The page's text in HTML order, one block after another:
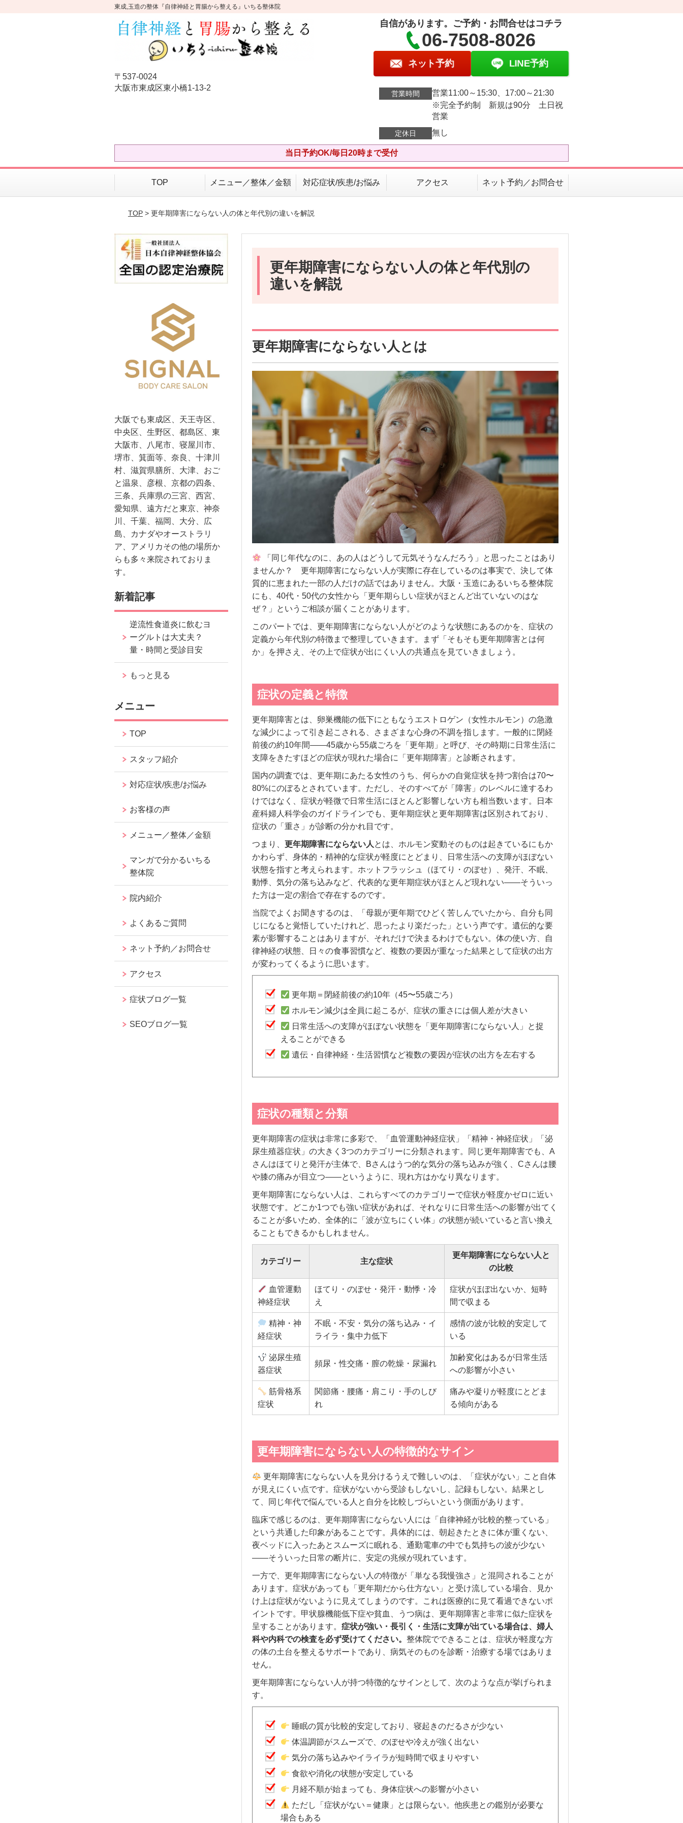
東成,玉造の整体『自律神経と胃腸から整える』いちる整体院
〒537-0024
大阪市東成区東小橋1-13-2
自信があります。ご予約・お問合せはコチラ
06-7508-8026
ネット予約 LINE予約
営業時間
営業11:00～15:30、17:00～21:30
※完全予約制 新規は90分 土日祝
営業
定休日 無し
当日予約OK/毎日20時まで受付
TOP メニュー／整体／金額 対応症状/疾患/お悩み アクセス ネット予約／お問合せ
TOP> 更年期障害にならない人の体と年代別の違いを解説
更年期障害にならない人の体と年代別の
違いを解説
更年期障害にならない人とは
「同じ年代なのに、あの人はどうして元気そうなんだろう」と思ったことはあり
ませんか？ 更年期障害にならない人が実際に存在しているのは事実で、決して体
質的に恵まれた一部の人だけの話ではありません。大阪・玉造にあるいちる整体院
にも、40代・50代の女性から「更年期らしい症状がほとんど出ていないのはな
ぜ？」というご相談が届くことがあります。
このパートでは、更年期障害にならない人がどのような状態にあるのかを、症状の
定義から年代別の特徴まで整理していきます。まず「そもそも更年期障害とは何
か」を押さえ、その上で症状が出にくい人の共通点を見ていきましょう。
症状の定義と特徴
更年期障害とは、卵巣機能の低下にともなうエストロゲン（女性ホルモン）の急激
な減少によって引き起こされる、さまざまな心身の不調を指します。一般的に閉経
前後の約10年間——45歳から55歳ごろを「更年期」と呼び、その時期に日常生活に
支障をきたすほどの症状が現れた場合に「更年期障害」と診断されます。
国内の調査では、更年期にあたる女性のうち、何らかの自覚症状を持つ割合は70〜
80%にのぼるとされています。ただし、そのすべてが「障害」のレベルに達するわ
けではなく、症状が軽微で日常生活にほとんど影響しない方も相当数います。日本
産科婦人科学会のガイドラインでも、更年期症状と更年期障害は区別されており、
症状の「重さ」が診断の分かれ目です。
つまり、 更年期障害にならない人 とは、ホルモン変動そのものは起きているにもか
かわらず、身体的・精神的な症状が軽度にとどまり、日常生活への支障がほぼない
状態を指すと考えられます。ホットフラッシュ（ほてり・のぼせ）、発汗、不眠、
動悸、気分の落ち込みなど、代表的な更年期症状がほとんど現れない——そういっ
た方は一定の割合で存在するのです。
当院でよくお聞きするのは、「母親が更年期でひどく苦しんでいたから、自分も同
じになると覚悟していたけれど、思ったより楽だった」という声です。遺伝的な要
素が影響することはありますが、それだけで決まるわけでもない。体の使い方、自
律神経の状態、日々の食事習慣など、複数の要因が重なった結果として症状の出方
が変わってくるように思います。
更年期＝閉経前後の約10年（45〜55歳ごろ）
ホルモン減少は全員に起こるが、症状の重さには個人差が大きい
日常生活への支障がほぼない状態を「更年期障害にならない人」と捉
えることができる
遺伝・自律神経・生活習慣など複数の要因が症状の出方を左右する
症状の種類と分類
更年期障害の症状は非常に多彩で、「血管運動神経症状」「精神・神経症状」「泌
尿生殖器症状」の大きく3つのカテゴリーに分類されます。同じ更年期障害でも、A
さんはほてりと発汗が主体で、Bさんはうつ的な気分の落ち込みが強く、Cさんは腰
や膝の痛みが目立つ——というように、現れ方はかなり異なります。
更年期障害にならない人は、これらすべてのカテゴリーで症状が軽度かゼロに近い
状態です。どこか1つでも強い症状があれば、それなりに日常生活への影響が出てく
ることが多いため、全体的に「波が立ちにくい体」の状態が続いていると言い換え
ることもできるかもしれません。
カテゴリー 主な症状
更年期障害にならない人と
の比較
血管運動
神経症状
ほてり・のぼせ・発汗・動悸・冷
え
症状がほぼ出ないか、短時
間で収まる
精神・神
経症状
不眠・不安・気分の落ち込み・イ
ライラ・集中力低下
感情の波が比較的安定して
いる
泌尿生殖
器症状
頻尿・性交痛・膣の乾燥・尿漏れ
加齢変化はあるが日常生活
への影響が小さい
筋骨格系
症状
関節痛・腰痛・肩こり・手のしび
れ
痛みや凝りが軽度にとどま
る傾向がある
更年期障害にならない人の特徴的なサイン
更年期障害にならない人を見分けるうえで難しいのは、「症状がない」こと自体
が見えにくい点です。症状がないから受診もしないし、記録もしない。結果とし
て、同じ年代で悩んでいる人と自分を比較しづらいという側面があります。
臨床で感じるのは、更年期障害にならない人には「自律神経が比較的整っている」
という共通した印象があることです。具体的には、朝起きたときに体が重くない、
夜ベッドに入ったあとスムーズに眠れる、通勤電車の中でも気持ちの波が少ない
——そういった日常の断片に、安定の兆候が現れています。
一方で、更年期障害にならない人の特徴が「単なる我慢強さ」と混同されることが
あります。症状があっても「更年期だから仕方ない」と受け流している場合、見か
け上は症状がないように見えてしまうのです。これは医療的に見て看過できないポ
イントです。甲状腺機能低下症や貧血、うつ病は、更年期障害と非常に似た症状を
呈することがあります。 症状が強い・長引く・生活に支障が出ている場合は、婦人
科や内科での検査を必ず受けてください。 整体院でできることは、症状が軽度な方
の体の土台を整えるサポートであり、病気そのものを診断・治療する場ではありま
せん。
更年期障害にならない人が持つ特徴的なサインとして、次のような点が挙げられま
す。
睡眠の質が比較的安定しており、寝起きのだるさが少ない
体温調節がスムーズで、のぼせや冷えが強く出ない
気分の落ち込みやイライラが短時間で収まりやすい
食欲や消化の状態が安定している
月経不順が始まっても、身体症状への影響が小さい
ただし「症状がない＝健康」とは限らない。他疾患との鑑別が必要な
場合もある
大阪でも東成区、天王寺区、
中央区、生野区、都島区、東
大阪市、八尾市、寝屋川市、
堺市、箕面等、奈良、十津川
村、滋賀県膳所、大津、おご
と温泉、彦根、京都の四条、
三条、兵庫県の三宮、西宮、
愛知県、遠方だと東京、神奈
川、千葉、福岡、大分、広
島、カナダやオーストラリ
ア、アメリカその他の場所か
らも多々来院されておりま
す。
新着記事
逆流性食道炎に飲むヨ
ーグルトは大丈夫？
量・時間と受診目安
もっと見る
メニュー
TOP
スタッフ紹介
対応症状/疾患/お悩み
お客様の声
メニュー／整体／金額
マンガで分かるいちる
整体院
院内紹介
よくあるご質問
ネット予約／お問合せ
アクセス
症状ブログ一覧
SEOブログ一覧